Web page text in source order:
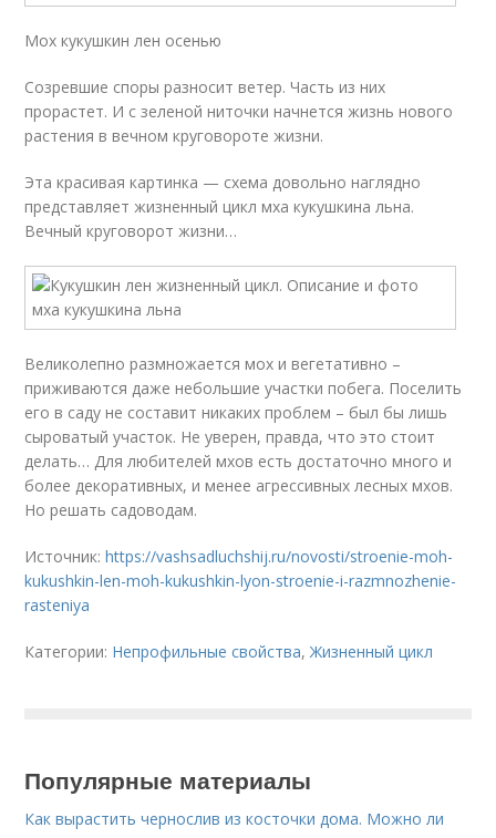
Мох кукушкин лен осенью
Созревшие споры разносит ветер. Часть из них
прорастет. И с зеленой ниточки начнется жизнь нового
растения в вечном круговороте жизни.
Эта красивая картинка — схема довольно наглядно
представляет жизненный цикл мха кукушкина льна.
Вечный круговорот жизни…
Великолепно размножается мох и вегетативно –
приживаются даже небольшие участки побега. Поселить
его в саду не составит никаких проблем – был бы лишь
сыроватый участок. Не уверен, правда, что это стоит
делать… Для любителей мхов есть достаточно много и
более декоративных, и менее агрессивных лесных мхов.
Но решать садоводам.
Источник:https://vashsadluchshij.ru/novosti/stroenie-moh-
kukushkin-len-moh-kukushkin-lyon-stroenie-i-razmnozhenie-
rasteniya
Категории: Непрофильные свойства,Жизненный цикл
Популярные материалы
Как вырастить чернослив из косточки дома. Можно ли